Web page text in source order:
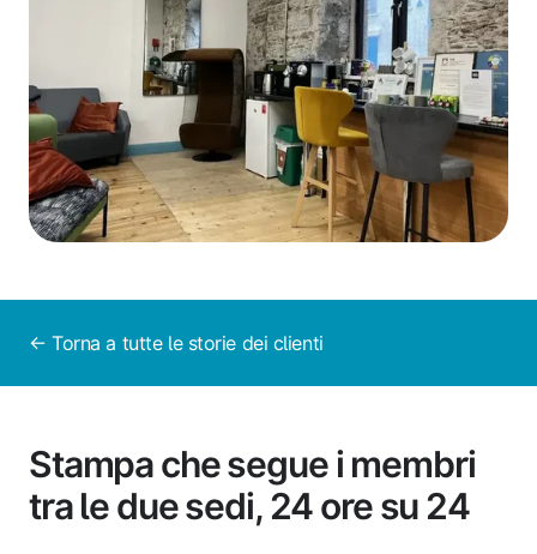
← Torna a tutte le storie dei clienti
Stampa che segue i membri
tra le due sedi, 24 ore su 24